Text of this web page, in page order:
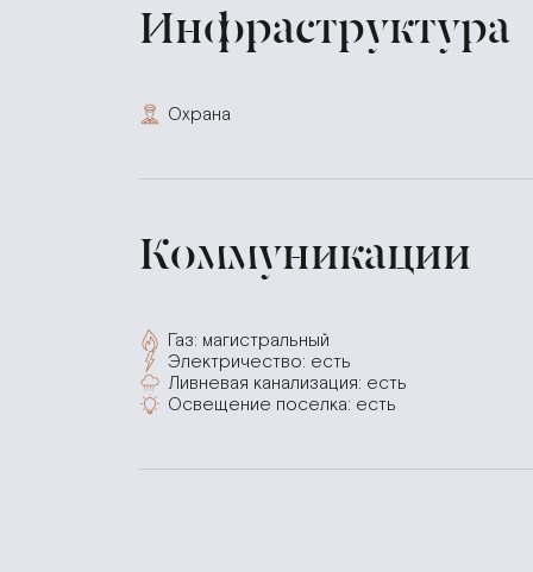
Инфраструктура
Охрана
Коммуникации
Газ: магистральный
Электричество: есть
Ливневая канализация: есть
Освещение поселка: есть